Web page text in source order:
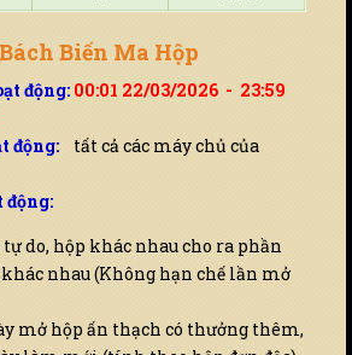
Biến Ma Hộp
động: 00:01 22/03/2026 - 23:59
động: tất cả các máy chủ của
động:
do, hộp khác nhau cho ra phần
nhau (Không hạn chế lần mở
mở hộp ấn thạch có thưởng thêm,